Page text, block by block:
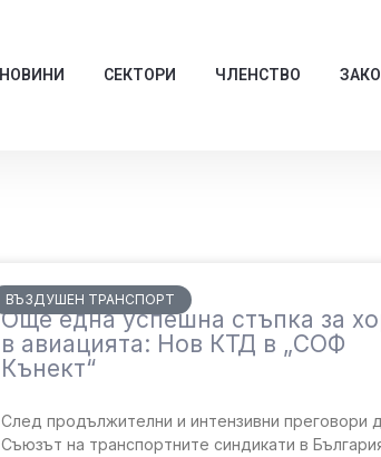
НОВИНИ СЕКТОРИ ЧЛЕНСТВО
ВЪЗДУШЕН ТРАНСПОРТ
Още една успешна стъпка за
в авиацията: Нов КТД в „СОФ
Кънект“
След продължителни и интензивни преговори
Съюзът на транспортните синдикати в